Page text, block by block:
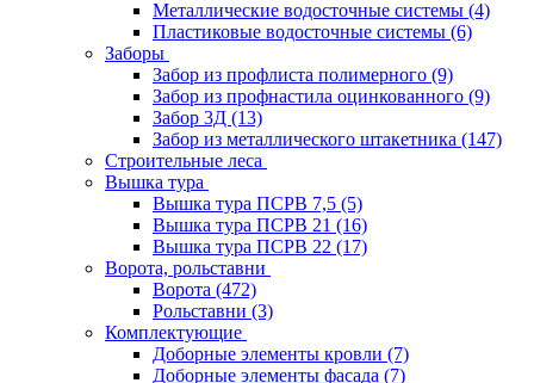
Металлические водосточные системы (4)
Пластиковые водосточные системы (6)
Заборы
Забор из профлиста полимерного (9)
Забор из профнастила оцинкованного (9)
Забор 3Д (13)
Забор из металлического штакетника (147)
Строительные леса
Вышка тура
Вышка тура ПСРВ 7,5 (5)
Вышка тура ПСРВ 21 (16)
Вышка тура ПСРВ 22 (17)
Ворота, рольставни
Ворота (472)
Рольставни (3)
Комплектующие
Доборные элементы кровли (7)
Доборные элементы фасада (7)